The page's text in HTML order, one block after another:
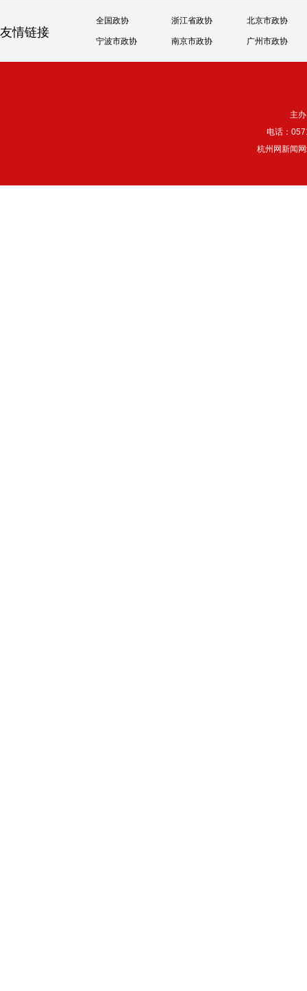
友情链接
全国政协 浙江省政协 北京市政协
宁波市政协 南京市政协 广州市政协
主
电话：
杭州网新闻